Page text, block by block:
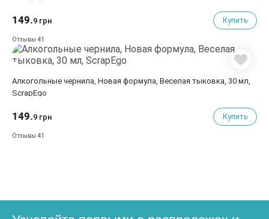
149.9 грн Купить
Отзывы 41
Алкогольные чернила, Новая формула, Веселая тыковка, 30 мл,
ScrapEgo
149.9 грн Купить
Отзывы 41